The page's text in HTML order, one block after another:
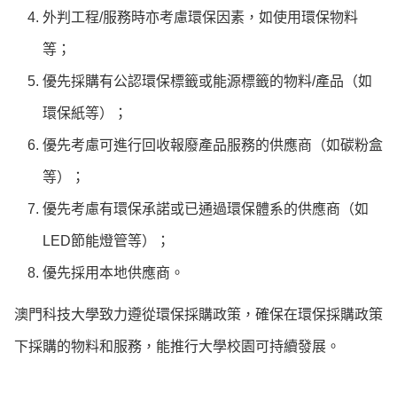
外判工程/服務時亦考慮環保因素，如使用環保物料
等；
優先採購有公認環保標籤或能源標籤的物料/產品（如
環保紙等）；
優先考慮可進行回收報廢產品服務的供應商（如碳粉盒
等）；
優先考慮有環保承諾或已通過環保體系的供應商（如
LED節能燈管等）；
優先採用本地供應商。
澳門科技大學致力遵從環保採購政策，確保在環保採購政策
下採購的物料和服務，能推行大學校園可持續發展。